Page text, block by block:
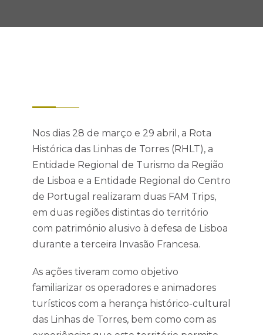
Nos dias 28 de março e 29 abril, a Rota
Histórica das Linhas de Torres (RHLT), a
Entidade Regional de Turismo da Região
de Lisboa e a Entidade Regional do Centro
de Portugal realizaram duas FAM Trips,
em duas regiões distintas do território
com património alusivo à defesa de Lisboa
durante a terceira Invasão Francesa.
As ações tiveram como objetivo
familiarizar os operadores e animadores
turísticos com a herança histórico-cultural
das Linhas de Torres, bem como com as